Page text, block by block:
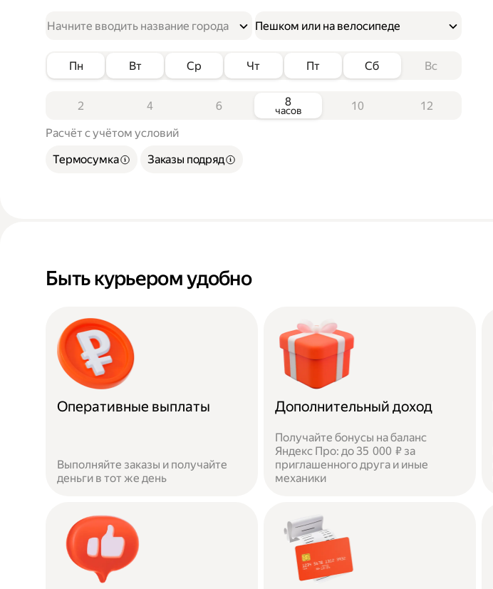
Пешком или на велосипеде
Пн Вт Ср Чт Пт Сб Вс
2 4 6 8
часов 10 12
Расчёт с учётом условий
Термосумка
Заказы подряд
Быть курьером удобно
Оперативные выплаты
Выполняйте заказы и получайте
деньги в тот же день
Дополнительный доход
Получайте бонусы на баланс
Яндекс Про: до 35 000 ₽ за
приглашенного друга и иные
механики